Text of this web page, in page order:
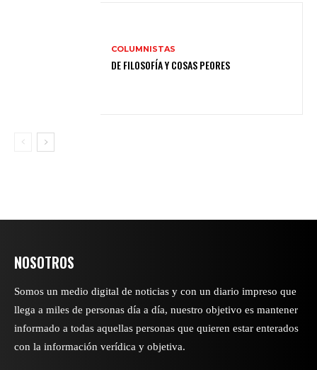
COLUMNISTAS
DE FILOSOFÍA Y COSAS PEORES
NOSOTROS
Somos un medio digital de noticias y con un diario impreso que
llega a miles de personas día a día, nuestro objetivo es mantener
informado a todas aquellas personas que quieren estar enterados
con la información verídica y objetiva.